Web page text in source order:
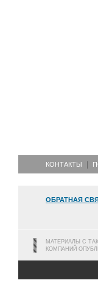
КОНТАКТЫ
ОБРАТНАЯ
МАТЕРИАЛЫ С
КОМПАНИЙ